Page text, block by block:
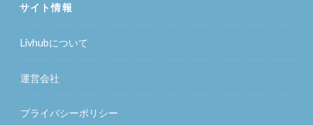
サイト情報
Livhubについて
運営会社
プライバシーポリシー